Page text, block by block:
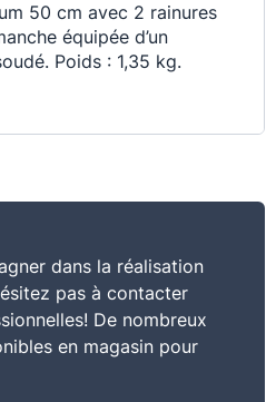
50 cm avec 2 rainures
équipée d’un
Poids : 1,35 kg.
dans la réalisation
pas à contacter
De nombreux
en magasin pour